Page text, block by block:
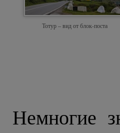
Тотур – вид от блок-поста
Немногие